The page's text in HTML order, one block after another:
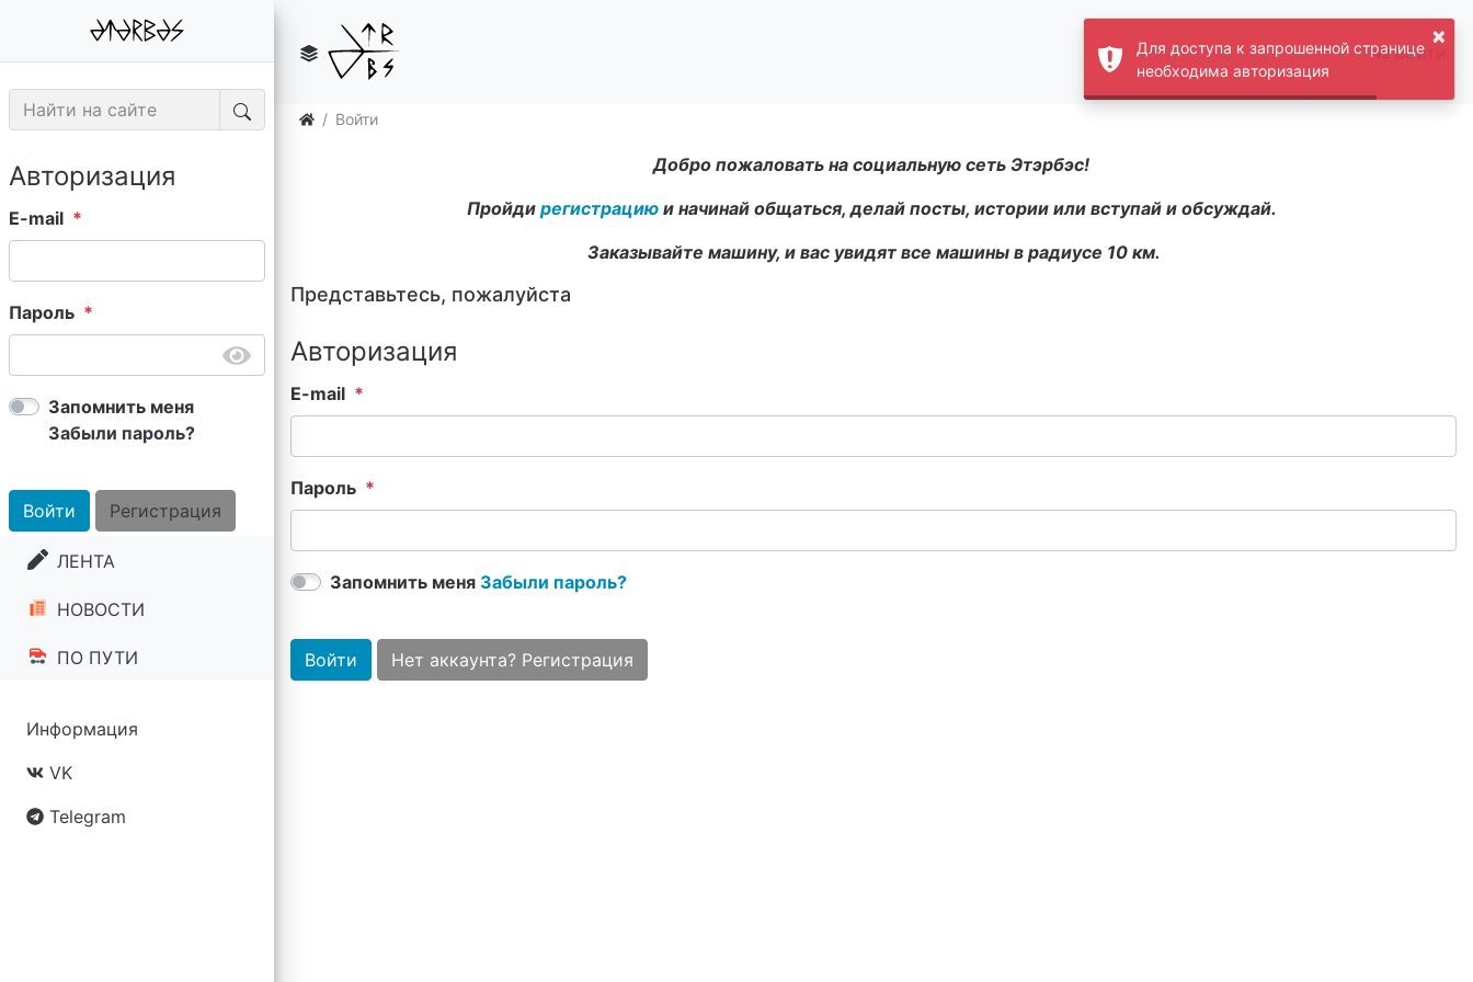
Войти
Авторизация
E-mail
Пароль
Запомнить меня
Забыли пароль?
Войти Регистрация
ЛЕНТА
НОВОСТИ
ПО ПУТИ
Информация
VK
Telegram
Войти
Добро пожаловать на социальную сеть Этэрбэс!
Пройди регистрацию и начинай общаться, делай посты, истории или вступай и обсуждай.
Заказывайте машину, и вас увидят все машины в радиусе 10 км.
Представьтесь, пожалуйста
Авторизация
E-mail
Пароль
Запомнить меня Забыли пароль?
Войти Нет аккаунта? Регистрация
×
Для доступа к запрошенной странице
необходима авторизация